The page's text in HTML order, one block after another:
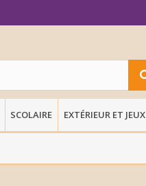
SCOLAIRE EXTÉRIEUR ET JEUX